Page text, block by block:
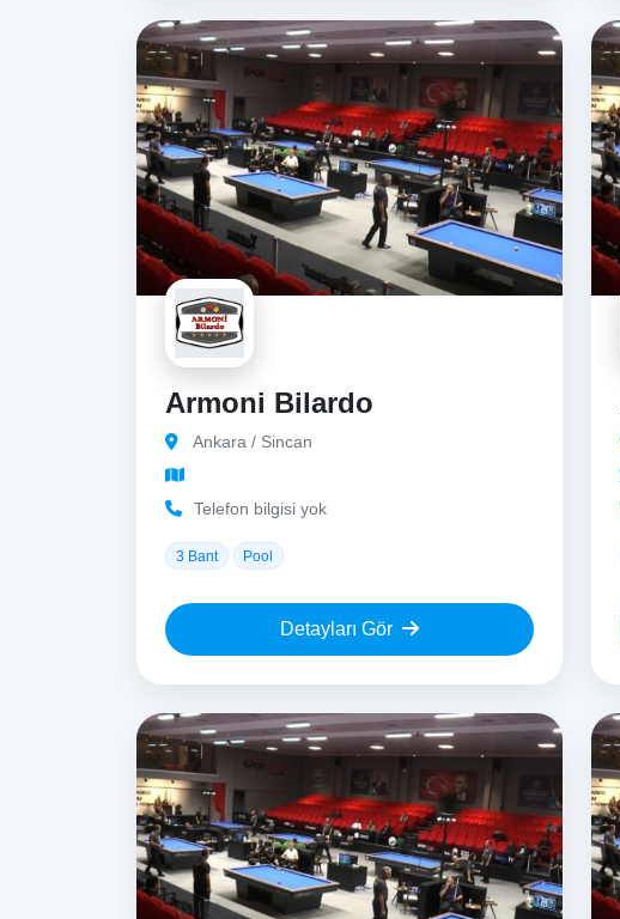
Armoni Bilardo
Ankara / Sincan
Telefon bilgisi yok
3 Bant Pool
Detayları Gör